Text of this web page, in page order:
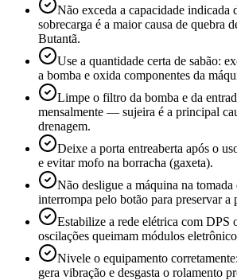
Não exceda a capacidade
sobrecarga é a maior causa de quebra
Butantã.
Use a quantidade certa de sabão:
a bomba e oxida componentes da
Limpe o filtro da bomba e da
mensalmente — sujeira é a principal
drenagem.
Deixe a porta entreaberta após o
e evitar mofo na borracha (gaxeta).
Não desligue a máquina na
interrompa pelo botão para preservar a
Estabilize a rede elétrica com
oscilações queimam módulos
Nivele o equipamento
gera vibração e desgasta o rolamento